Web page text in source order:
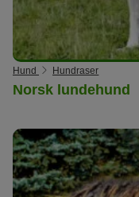
Hund Hundraser
Norsk lundehund